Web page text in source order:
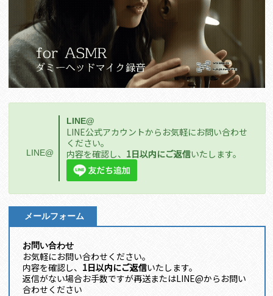
LINE@
LINE@
LINE公式アカウントからお気軽にお問い合わせ
ください。
内容を確認し、 1日以内にご返信いたします。
メールフォーム
お問い合わせ
お気軽にお問い合わせください。
内容を確認し、 1日以内にご返信いたします。
返信がない場合お手数ですが再送またはLINE@からお問い
合わせください